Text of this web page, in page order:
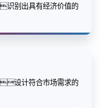
识别出具有经济价值的
设计符合市场需求的